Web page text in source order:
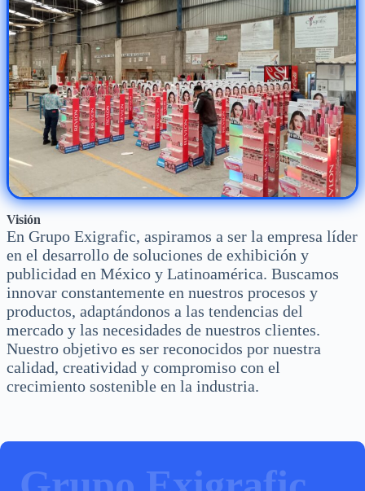
Visión
En Grupo Exigrafic, aspiramos a ser la empresa líder
en el desarrollo de soluciones de exhibición y
publicidad en México y Latinoamérica. Buscamos
innovar constantemente en nuestros procesos y
productos, adaptándonos a las tendencias del
mercado y las necesidades de nuestros clientes.
Nuestro objetivo es ser reconocidos por nuestra
calidad, creatividad y compromiso con el
crecimiento sostenible en la industria.